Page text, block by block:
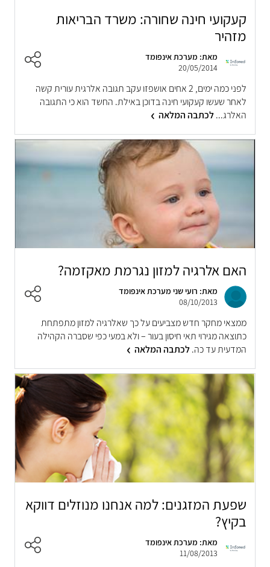
קעקועי חינה שחורה: משרד הבריאות
מזהיר
מאת: מערכת אינפומד
20/05/2014
לפני כמה ימים, 2 אחים אושפזו עקב תגובה אלרגית עורית קשה
לאחר שעשו קעקועי חינה בדוכן באילת. החשד הוא כי התגובה
האלרג...לכתבה המלאה
האם אלרגיה למזון נגרמת מאקזמה?
מאת: רועי שני מערכת אינפומד
08/10/2013
ממצאי מחקר חדש מצביעים על כך שאלרגיה למזון מתפתחת
כתוצאה מגירוי תאי חיסון בעור – ולא במעי כפי שסברה הקהילה
המדעית עד כה.לכתבה המלאה
שפעת המזגנים: למה אנחנו מנוזלים דווקא
בקיץ?
מאת: מערכת אינפומד
11/08/2013